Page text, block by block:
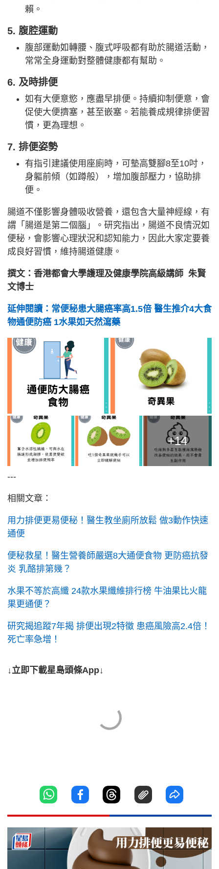
賴。
5. 腹腔運動
腹部運動如轉腰、腹式呼吸都有助於腸道活動，
常常全身運動對整體健康都有幫助。
6. 及時排便
如有大便意慾，應盡早排便。持續抑制便意，會
促使大便擠塞，甚至嵌塞。若能養成規律排便習
慣，更為理想。
7. 排便姿勢
有指引建議使用座廁時，可墊高雙腳8至10吋，
身軀前傾（如蹲般），增加腹部壓力，協助排
便。
腸道不僅影響身體吸收營養，還包含大量神經線，有
謂「腸道是第二個腦」。研究指出，腸道不良情況如
便秘，會影響心理狀況和認知能力，因此大家定要養
成良好習慣，維持腸道健康。
撰文：香港都會大學護理及健康學院高級講師 朱賢
文博士
延伸閱讀：常便秘患大腸癌率高1.5倍 醫生推介4大食
物通便防癌 1水果如天然瀉藥
+14
---
相關文章：
用力排便更易便秘！醫生教坐廁所放鬆 做3動作快速
通便
便秘救星！醫生營養師嚴選8大通便食物 更防癌抗發
炎 乳酪排第幾？
水果不等於高纖 24款水果纖維排行榜 牛油果比火龍
果更通便？
研究揭追蹤7年揭 排便出現2特徵 患癌風險高2.4倍！
死亡率急增！
↓立即下載星島頭條App↓